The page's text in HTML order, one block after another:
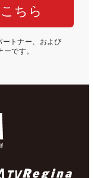
ちら
トナー、および
です。